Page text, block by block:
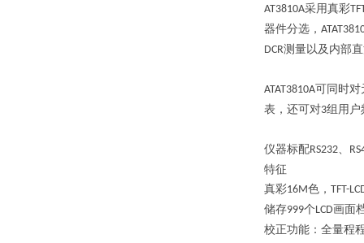
AT3810A采用真彩
器件分选，
DCR测量以及内部
ATAT3810A可同时对
表，还可对3组用户
仪器标配RS232、
特征
真彩16M色， TFT-
储存999个LCD画面
校正功能：全量程